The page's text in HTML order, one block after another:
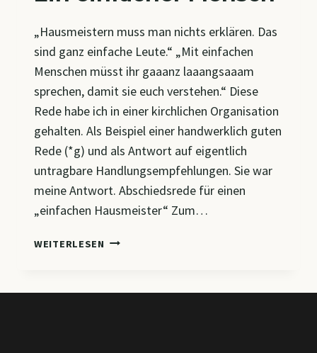
„Hausmeistern muss man nichts erklären. Das
sind ganz einfache Leute.“ „Mit einfachen
Menschen müsst ihr gaaanz laaangsaaam
sprechen, damit sie euch verstehen.“ Diese
Rede habe ich in einer kirchlichen Organisation
gehalten. Als Beispiel einer handwerklich guten
Rede (*g) und als Antwort auf eigentlich
untragbare Handlungsempfehlungen. Sie war
meine Antwort. Abschiedsrede für einen
„einfachen Hausmeister“ Zum…
WEITERLESEN EIN